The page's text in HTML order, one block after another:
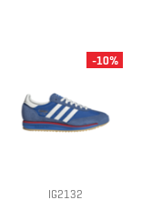
IG2132
-10%